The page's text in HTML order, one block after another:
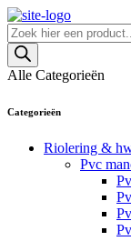
Skip
to
content
Producten
zoeken
Alle Categorieën
Categorieën
Riolering &
Pvc